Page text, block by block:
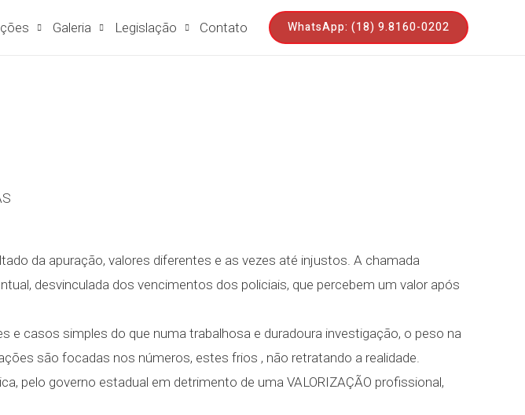
Galeria Legislação Contato WhatsApp: (18) 9.8160-0202
da apuração, valores diferentes e as vezes até injustos. A chamada
desvinculada dos vencimentos dos policiais, que percebem um valor após
casos simples do que numa trabalhosa e duradoura investigação, o peso na
são focadas nos números, estes frios , não retratando a realidade.
pelo governo estadual em detrimento de uma VALORIZAÇÃO profissional,